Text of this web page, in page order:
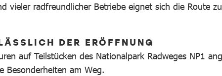
radfreundlicher Betriebe eignet sich die Route
DER ERÖFFNUNG
auf Teilstücken des Nationalpark Radweges NP1
Besonderheiten am Weg.